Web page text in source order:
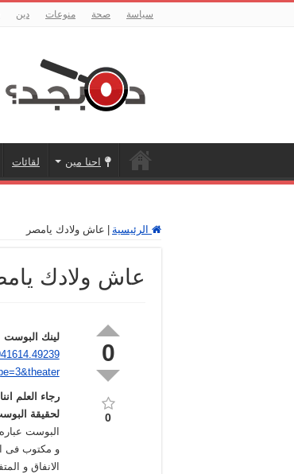
سياسة صحة منوعات دين
احنا مين لقائات
الرئيسية عاش ولادك يامصر
عاش ولادك
0
0
لينك البوست
لحقيقة
البوست
و مكتوب فى
الانفاق و